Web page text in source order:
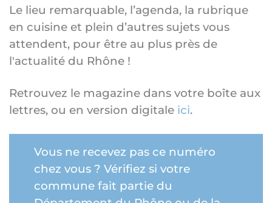
Le lieu remarquable, l’agenda, la rubrique
en cuisine et plein d’autres sujets vous
attendent, pour être au plus près de
l'actualité du Rhône !
Retrouvez le magazine dans votre boîte aux
lettres, ou en version digitale ici.
Vous ne recevez pas ce numéro
chez vous ? Vérifiez si votre
commune fait partie du